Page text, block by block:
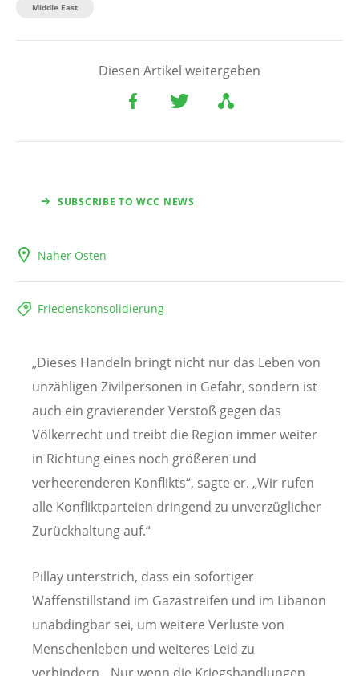
Middle East
Diesen Artikel weitergeben
SUBSCRIBE TO WCC NEWS
Naher Osten
Friedenskonsolidierung
„Dieses Handeln bringt nicht nur das Leben von
unzähligen Zivilpersonen in Gefahr, sondern ist
auch ein gravierender Verstoß gegen das
Völkerrecht und treibt die Region immer weiter
in Richtung eines noch größeren und
verheerenderen Konflikts“, sagte er. „Wir rufen
alle Konfliktparteien dringend zu unverzüglicher
Zurückhaltung auf.“
Pillay unterstrich, dass ein sofortiger
Waffenstillstand im Gazastreifen und im Libanon
unabdingbar sei, um weitere Verluste von
Menschenleben und weiteres Leid zu